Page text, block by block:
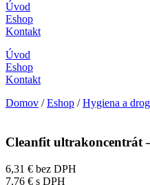
Úvod
Eshop
Kontakt
Úvod
Eshop
Kontakt
Domov /Eshop /Hygiena a
Cleanfit ultrakoncentrát
6,31 € bez DPH
7,76 € s DPH